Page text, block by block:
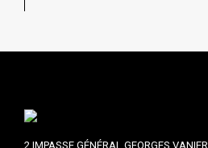
2 IMPASSE GÉNÉRAL GEORGES VANIER